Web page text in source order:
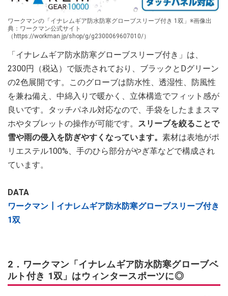
ワークマンの「イナレムギア防水防寒グローブスリーブ付き 1双」※画像出
典：ワークマン公式サイト
（https://workman.jp/shop/g/g2300069607010/）
「イナレムギア防水防寒グローブスリーブ付き」は、
2300円（税込）で販売されており、ブラックとDグリーン
の2色展開です。このグローブは防水性、透湿性、防風性
を兼ね備え、中綿入りで暖かく、立体構造でフィット感が
良いです。タッチパネル対応なので、手袋をしたままスマ
ホやタブレットの操作が可能です。 スリーブを絞ることで
雪や雨の侵入を防ぎやすくなっています。 素材は表地がポ
リエステル100%、手のひら部分がやぎ革などで構成され
ています。
DATA
ワークマン┃イナレムギア防水防寒グローブスリーブ付き
1双
2．ワークマン「イナレムギア防水防寒グローブベ
ルト付き 1双」はウィンタースポーツに◎